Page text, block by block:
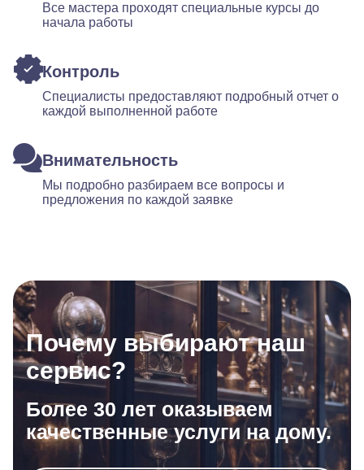
Все мастера проходят специальные курсы до
начала работы
Контроль
Специалисты предоставляют подробный отчет о
каждой выполненной работе
Внимательность
Мы подробно разбираем все вопросы и
предложения по каждой заявке
Почему выбирают наш
сервис?
Более 30 лет оказываем
качественные услуги на дому.